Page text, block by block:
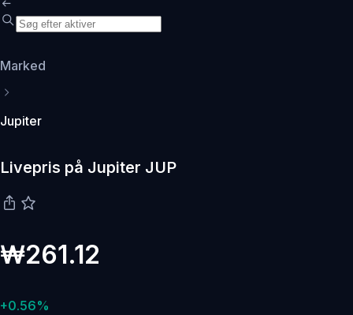
Marked
Jupiter
Livepris på Jupiter JUP
₩261.12
+0.56%